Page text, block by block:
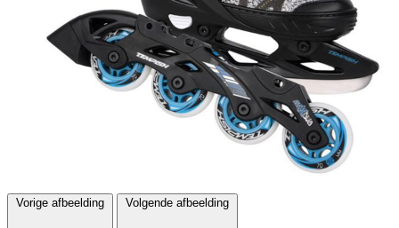
Vorige afbeelding Volgende afbeelding